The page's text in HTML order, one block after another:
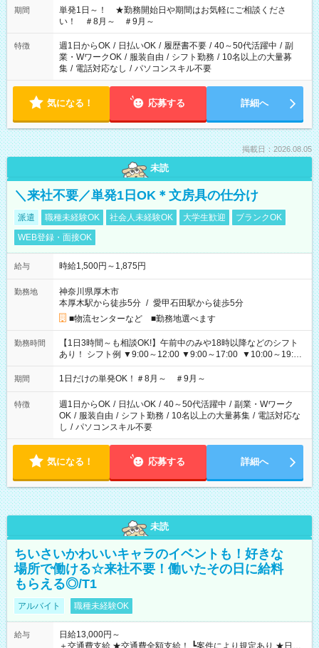
期間
単発1日～！ ★勤務開始日や期間はお気軽にご相談くださ
い！ ＃8月～ ＃9月～
特徴 週1日からOK / 日払いOK / 履歴書不要 / 40～50代活躍中 / 副
業・WワークOK / 服装自由 / シフト勤務 / 10名以上の大量募
集 / 電話対応なし / パソコンスキル不要
気になる！ 応募する 詳細へ
掲載日：2026.08.05
未読
＼来社不要／単発1日OK＊文房具の仕分け
派遣 職種未経験OK 社会人未経験OK 大学生歓迎
ブランクOK
WEB登録・面接OK
給与 時給1,500円～1,875円
勤務地
神奈川県厚木市
本厚木駅から徒歩5分 / 愛甲石田駅から徒歩5分
■物流センターなど ■勤務地選べます
勤務時間
【1日3時間～も相談OK!】午前中のみや18時以降などのシフト
あり！ シフト例 ▼9:00～12:00 ▼9:00～17:00 ▼10:00～19:00
▼18:00～21:00
期間 1日だけの単発OK！＃8月～ ＃9月～
特徴 週1日からOK / 日払いOK / 40～50代活躍中 / 副業・Wワーク
OK / 服装自由 / シフト勤務 / 10名以上の大量募集 / 電話対応な
し / パソコンスキル不要
気になる！ 応募する 詳細へ
未読
ちいさいかわいいキャラのイベントも！好きな
場所で働ける☆来社不要！働いたその日に給料
もらえる◎/T1
アルバイト 職種未経験OK
給与
日給13,000円～
＋交通費支給 ★交通費全額支給！ ┗案件により規定あり ★日払